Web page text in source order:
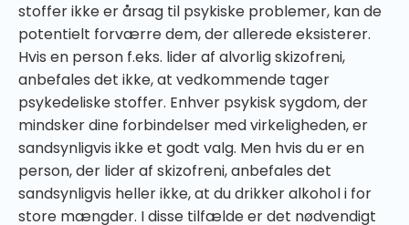
stoffer ikke er årsag til psykiske problemer, kan de
potentielt forværre dem, der allerede eksisterer.
Hvis en person f.eks. lider af alvorlig skizofreni,
anbefales det ikke, at vedkommende tager
psykedeliske stoffer. Enhver psykisk sygdom, der
mindsker dine forbindelser med virkeligheden, er
sandsynligvis ikke et godt valg. Men hvis du er en
person, der lider af skizofreni, anbefales det
sandsynligvis heller ikke, at du drikker alkohol i for
store mængder. I disse tilfælde er det nødvendigt